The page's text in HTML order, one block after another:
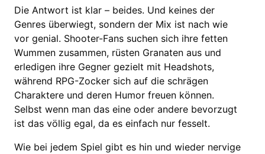
Die Antwort ist klar – beides. Und keines der
Genres überwiegt, sondern der Mix ist nach wie
vor genial. Shooter-Fans suchen sich ihre fetten
Wummen zusammen, rüsten Granaten aus und
erledigen ihre Gegner gezielt mit Headshots,
während RPG-Zocker sich auf die schrägen
Charaktere und deren Humor freuen können.
Selbst wenn man das eine oder andere bevorzugt
ist das völlig egal, da es einfach nur fesselt.
Wie bei jedem Spiel gibt es hin und wieder nervige